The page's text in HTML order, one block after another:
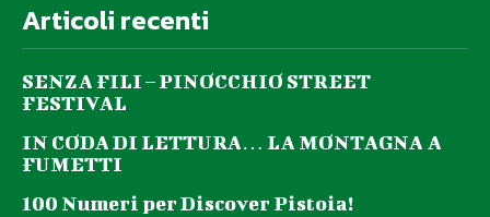
Articoli recenti
SENZA FILI – PINOCCHIO STREET
FESTIVAL
IN CODA DI LETTURA… LA MONTAGNA A
FUMETTI
100 Numeri per Discover Pistoia!